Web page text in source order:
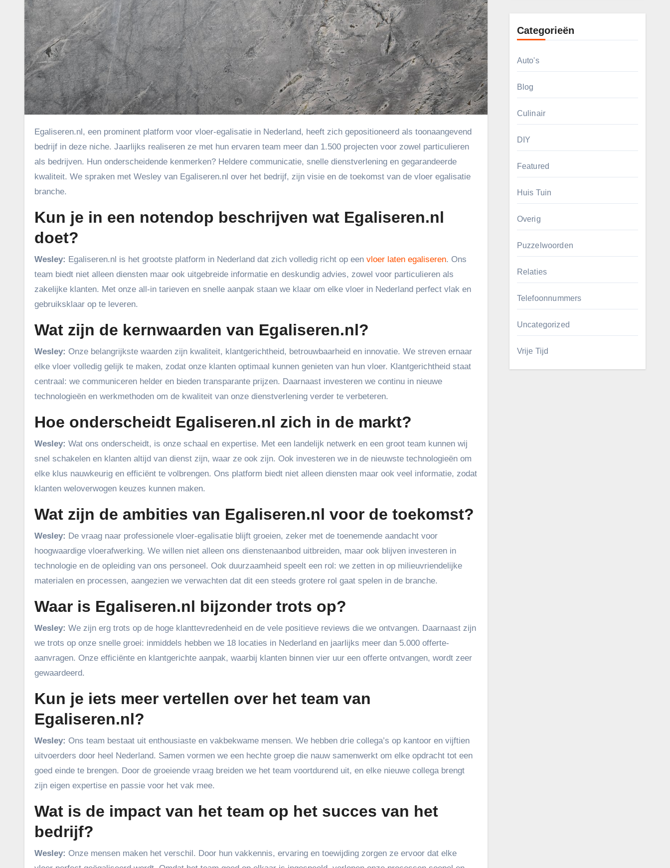
Egaliseren.nl, een prominent platform voor vloer-egalisatie in Nederland, heeft zich gepositioneerd als toonaangevend
bedrijf in deze niche. Jaarlijks realiseren ze met hun ervaren team meer dan 1.500 projecten voor zowel particulieren
als bedrijven. Hun onderscheidende kenmerken? Heldere communicatie, snelle dienstverlening en gegarandeerde
kwaliteit. We spraken met Wesley van Egaliseren.nl over het bedrijf, zijn visie en de toekomst van de vloer egalisatie
branche.
Kun je in een notendop beschrijven wat Egaliseren.nl
doet?
Wesley: Egaliseren.nl is het grootste platform in Nederland dat zich volledig richt op een vloer laten egaliseren. Ons
team biedt niet alleen diensten maar ook uitgebreide informatie en deskundig advies, zowel voor particulieren als
zakelijke klanten. Met onze all-in tarieven en snelle aanpak staan we klaar om elke vloer in Nederland perfect vlak en
gebruiksklaar op te leveren.
Wat zijn de kernwaarden van Egaliseren.nl?
Wesley: Onze belangrijkste waarden zijn kwaliteit, klantgerichtheid, betrouwbaarheid en innovatie. We streven ernaar
elke vloer volledig gelijk te maken, zodat onze klanten optimaal kunnen genieten van hun vloer. Klantgerichtheid staat
centraal: we communiceren helder en bieden transparante prijzen. Daarnaast investeren we continu in nieuwe
technologieën en werkmethoden om de kwaliteit van onze dienstverlening verder te verbeteren.
Hoe onderscheidt Egaliseren.nl zich in de markt?
Wesley: Wat ons onderscheidt, is onze schaal en expertise. Met een landelijk netwerk en een groot team kunnen wij
snel schakelen en klanten altijd van dienst zijn, waar ze ook zijn. Ook investeren we in de nieuwste technologieën om
elke klus nauwkeurig en efficiënt te volbrengen. Ons platform biedt niet alleen diensten maar ook veel informatie, zodat
klanten weloverwogen keuzes kunnen maken.
Wat zijn de ambities van Egaliseren.nl voor de toekomst?
Wesley: De vraag naar professionele vloer-egalisatie blijft groeien, zeker met de toenemende aandacht voor
hoogwaardige vloerafwerking. We willen niet alleen ons dienstenaanbod uitbreiden, maar ook blijven investeren in
technologie en de opleiding van ons personeel. Ook duurzaamheid speelt een rol: we zetten in op milieuvriendelijke
materialen en processen, aangezien we verwachten dat dit een steeds grotere rol gaat spelen in de branche.
Waar is Egaliseren.nl bijzonder trots op?
Wesley: We zijn erg trots op de hoge klanttevredenheid en de vele positieve reviews die we ontvangen. Daarnaast zijn
we trots op onze snelle groei: inmiddels hebben we 18 locaties in Nederland en jaarlijks meer dan 5.000 offerte-
aanvragen. Onze efficiënte en klantgerichte aanpak, waarbij klanten binnen vier uur een offerte ontvangen, wordt zeer
gewaardeerd.
Kun je iets meer vertellen over het team van
Egaliseren.nl?
Wesley: Ons team bestaat uit enthousiaste en vakbekwame mensen. We hebben drie collega’s op kantoor en vijftien
uitvoerders door heel Nederland. Samen vormen we een hechte groep die nauw samenwerkt om elke opdracht tot een
goed einde te brengen. Door de groeiende vraag breiden we het team voortdurend uit, en elke nieuwe collega brengt
zijn eigen expertise en passie voor het vak mee.
Wat is de impact van het team op het succes van het
bedrijf?
Wesley: Onze mensen maken het verschil. Door hun vakkennis, ervaring en toewijding zorgen ze ervoor dat elke
Categorieën
Auto's
Blog
Culinair
DIY
Featured
Huis Tuin
Overig
Puzzelwoorden
Relaties
Telefoonnummers
Uncategorized
Vrije Tijd